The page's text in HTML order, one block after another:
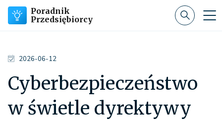
Poradnik
Przedsiębiorcy
2026-06-12
Cyberbezpieczeństwo
w świetle dyrektywy